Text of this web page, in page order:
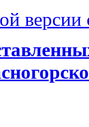
версии